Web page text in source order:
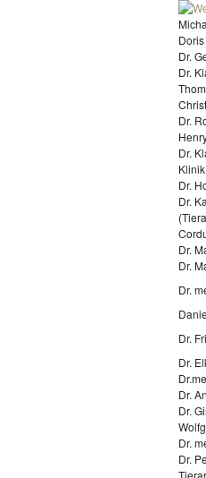
Dr.
Dr.
Dr.
Dr.
Dr.
Dr.
Dr.
Dr.
Dr.
Dr.
Dr.
Dr.
Dr.
Dr.
Dr.